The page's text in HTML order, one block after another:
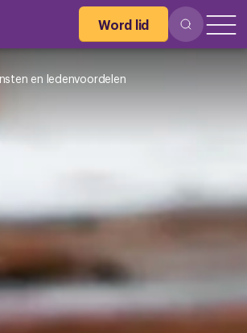
Word lid
en ledenvoordelen